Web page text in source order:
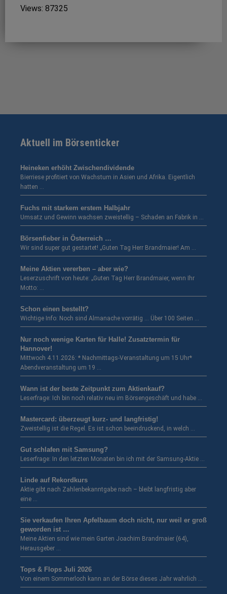
Views: 87325
Aktuell im Börsenticker
Heineken erhöht Zwischendividende
Bierriese profitiert von Wachstum in Asien und Afrika. Eigentlich
hatten …
Fuchs mit starkem erstem Halbjahr
Umsatz und Gewinn wachsen zweistellig – Schaden an Fabrik in …
Börsenfieber in Österreich …
Wir sind super gut gestartet! „Guten Tag Herr Brandmaier! Am …
Meine Aktien vererben – aber wie?
Leserzuschrift von heute: „Guten Tag Herr Brandmaier, wenn Ihr
Motto: …
Schon einen bestellt?
Wichtige Info: Noch sind Almanache vorrätig … Über 100 Seiten …
Nur noch wenige Karten für Halle! Zusatztermin für
Hannover!
Mittwoch 4.11.2026: * Nachmittags-Veranstaltung um 15 Uhr*
Abendveranstaltung um 19 …
Wann ist der beste Zeitpunkt zum Aktienkauf?
Leserfrage: Ich bin noch relativ neu im Börsengeschäft und habe …
Mastercard: überzeugt kurz- und langfristig!
Zweistellig ist die Regel. Es ist schon beeindruckend, in welch …
Gut schlafen mit Samsung?
Leserfrage: In den letzten Monaten bin ich mit der Samsung-Aktie …
Linde auf Rekordkurs
Aktie gibt nach Zahlenbekanntgabe nach – bleibt langfristig aber
eine …
Sie verkaufen Ihren Apfelbaum doch nicht, nur weil er groß
geworden ist …
Meine Aktien sind wie mein Garten Joachim Brandmaier (64),
Herausgeber …
Tops & Flops Juli 2026
Von einem Sommerloch kann an der Börse dieses Jahr wahrlich …